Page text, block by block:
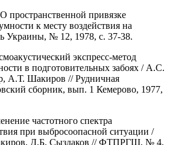
привязке
к месту воздействия на
Украины, № 12, 1978, с. 37-38.
экспресс-метод
в подготовительных забоях / А.С.
А.Т. Шакиров // Рудничная
сборник, вып. 1 Кемерово, 1977,
частотного спектра
при выбросоопасной ситуации /
Д.Б. Сыздаков // ФТПРГШ, № 4,